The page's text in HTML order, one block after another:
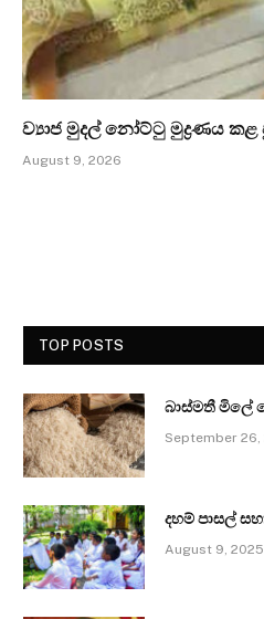
ව්‍යාජ මුදල් නෝට්ටු මුද්‍රණය
August 9, 2026
TOP POSTS
බාස්මතී මිලේ
September 26,
දහම් පාසල්
August 9, 2025